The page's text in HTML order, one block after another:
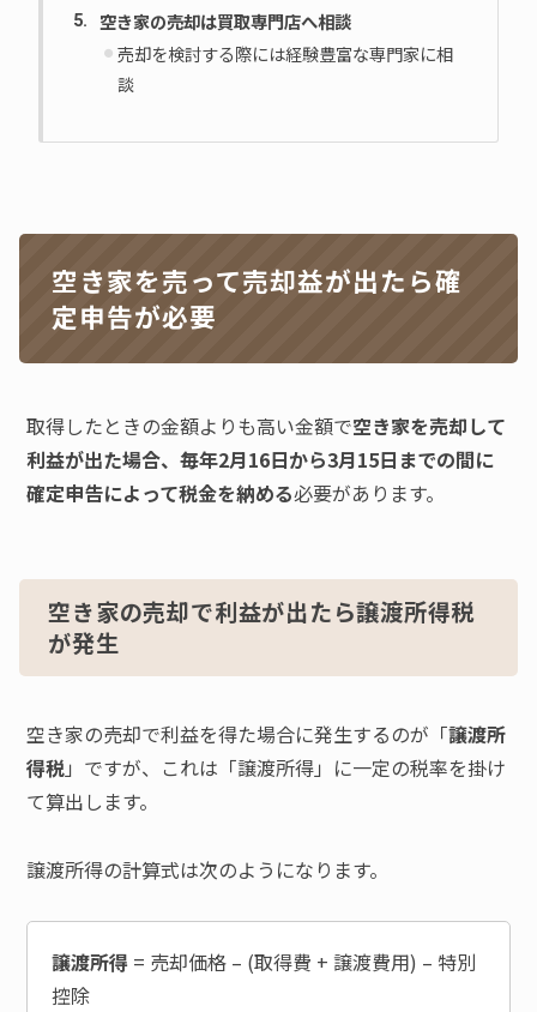
空き家の売却は買取専門店へ相談
売却を検討する際には経験豊富な専門家に相
談
空き家を売って売却益が出たら確
定申告が必要
取得したときの金額よりも高い金額で空き家を売却して
利益が出た場合、毎年2月16日から3月15日までの間に
確定申告によって税金を納める必要があります。
空き家の売却で利益が出たら譲渡所得税
が発生
空き家の売却で利益を得た場合に発生するのが「譲渡所
得税」ですが、これは「譲渡所得」に一定の税率を掛け
て算出します。
譲渡所得の計算式は次のようになります。
譲渡所得= 売却価格 – (取得費 + 譲渡費用) – 特別
控除